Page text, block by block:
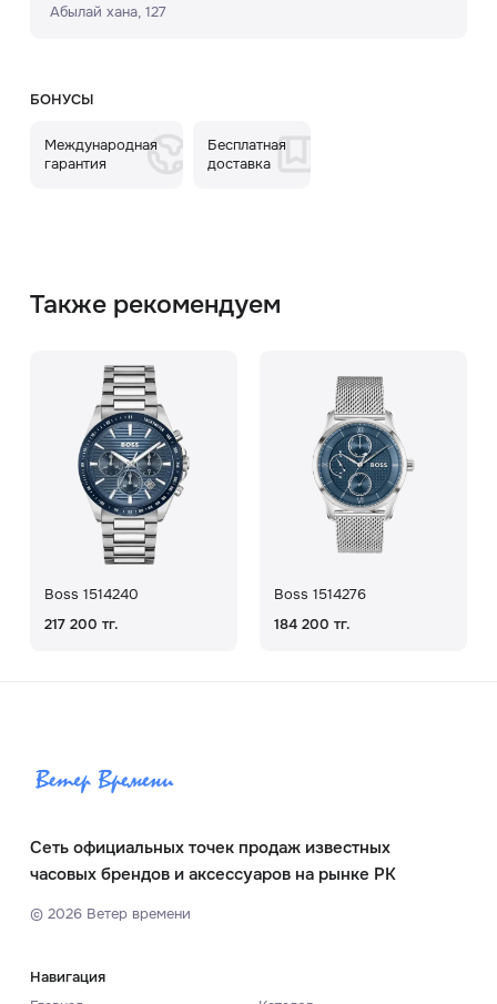
Абылай хана, 127
БОНУСЫ
Международная
гарантия
Бесплатная
доставка
Также рекомендуем
Boss 1514240
217 200 тг.
Boss 1514276
184 200 тг.
Сеть официальных точек продаж известных
часовых брендов и аксессуаров на рынке РК
© 2026Ветер времени
Навигация